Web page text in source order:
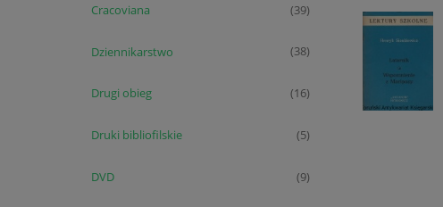
Cracoviana (39)
Dziennikarstwo (38)
Drugi obieg (16)
Druki bibliofilskie (5)
DVD (9)